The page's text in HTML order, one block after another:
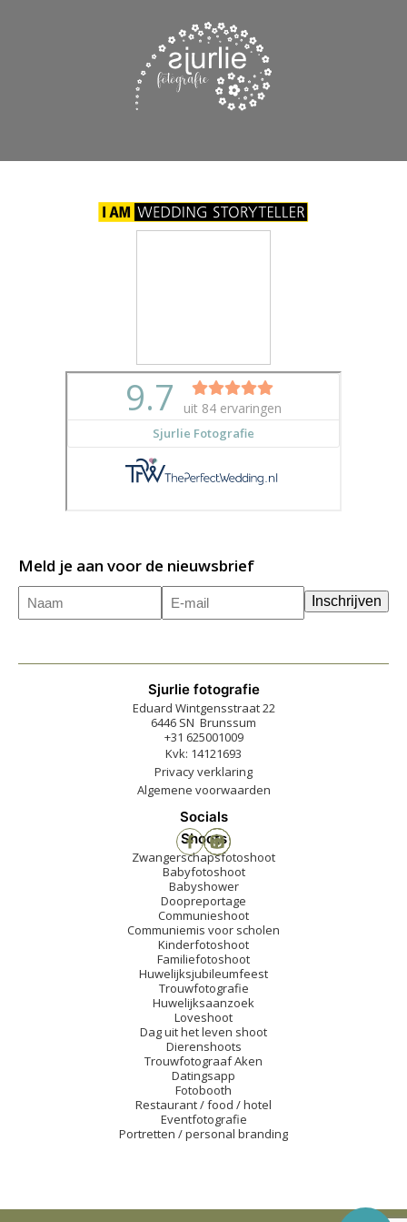
Meld je aan voor de nieuwsbrief
Naam
E-
mailadres(Vereist)
Inschrijven
Sjurlie fotografie
Eduard Wintgensstraat 22
6446 SN Brunssum
+31 625001009
Kvk: 14121693
Privacy verklaring
Algemene voorwaarden
Socials
Shoots
Zwangerschapsfotoshoot
Babyfotoshoot
Babyshower
Doopreportage
Communieshoot
Communiemis voor scholen
Kinderfotoshoot
Familiefotoshoot
Huwelijksjubileumfeest
Trouwfotografie
Huwelijksaanzoek
Loveshoot
Dag uit het leven shoot
Dierenshoots
Trouwfotograaf Aken
Datingsapp
Fotobooth
Restaurant / food / hotel
Eventfotografie
Portretten / personal branding